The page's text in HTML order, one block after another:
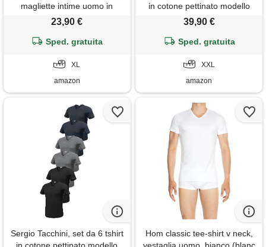
magliette intime uomo in
cotone elasticizzato modello
collo a v. Nero xl/6
23,90 €
Sped. gratuita
XL
amazon
in cotone pettinato modello
collo a v. Assortito 7
39,90 €
Sped. gratuita
XXL
amazon
Sergio Tacchini, set da 6 tshirt
Hom classic tee-shirt v neck,